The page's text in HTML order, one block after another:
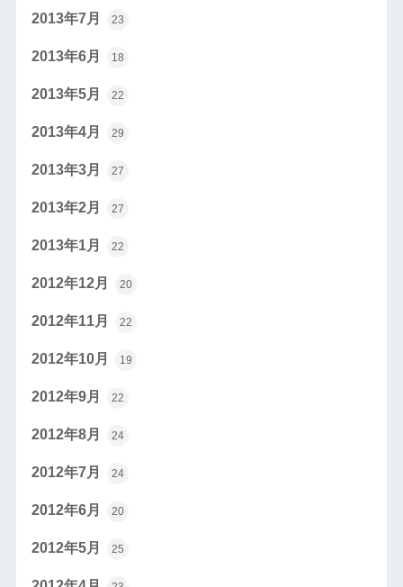
2013年7月 23
2013年6月 18
2013年5月 22
2013年4月 29
2013年3月 27
2013年2月 27
2013年1月 22
2012年12月 20
2012年11月 22
2012年10月 19
2012年9月 22
2012年8月 24
2012年7月 24
2012年6月 20
2012年5月 25